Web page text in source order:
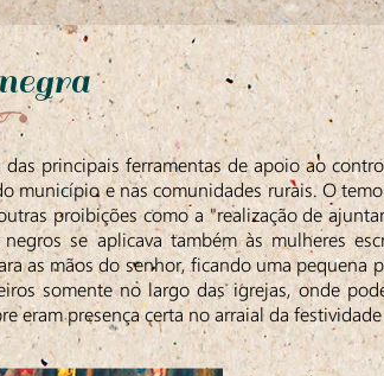
das principais ferramentas de apoio ao
município e nas comunidades rurais. O
proibições como a "realização de
se aplicava também às mulheres
as mãos do senhor, ficando uma pequena
somente no largo das igrejas, onde
eram presença certa no arraial da